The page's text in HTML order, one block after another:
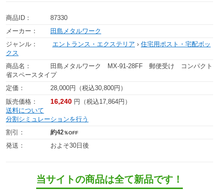
商品ID：
87330
メーカー：
田島メタルワーク
ジャンル：
エントランス・エクステリア › 住宅用ポスト・宅配ボッ
クス
商品名：
田島メタルワーク MX-91-28FF 郵便受け コンパクト
省スペースタイプ
定価：
28,000円（税込30,800円）
販売価格：
16,240 円（税込17,864円）
送料について
分割シミュレーションを行う
割引：
約42％OFF
発送： およそ30日後
当サイトの商品は全て新品です！